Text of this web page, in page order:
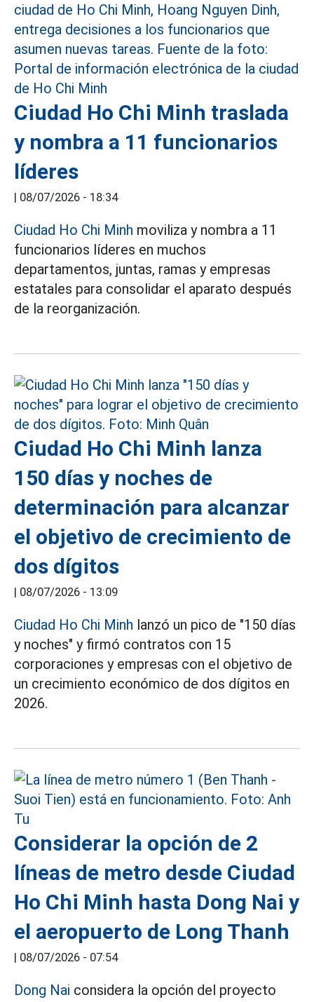
Ciudad Ho Chi Minh traslada
y nombra a 11 funcionarios
líderes
| 08/07/2026 - 18:34
Ciudad Ho Chi Minh moviliza y nombra a 11
funcionarios líderes en muchos
departamentos, juntas, ramas y empresas
estatales para consolidar el aparato después
de la reorganización.
Ciudad Ho Chi Minh lanza
150 días y noches de
determinación para alcanzar
el objetivo de crecimiento de
dos dígitos
| 08/07/2026 - 13:09
Ciudad Ho Chi Minh lanzó un pico de "150 días
y noches" y firmó contratos con 15
corporaciones y empresas con el objetivo de
un crecimiento económico de dos dígitos en
2026.
Considerar la opción de 2
líneas de metro desde Ciudad
Ho Chi Minh hasta Dong Nai y
el aeropuerto de Long Thanh
| 08/07/2026 - 07:54
Dong Nai considera la opción del proyecto